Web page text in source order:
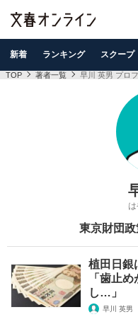
新着 ランキング スクープ
TOP 著者一覧 早川 英男 プロ
東京財団
植田日銀
「歯止
し…」
早川 英男